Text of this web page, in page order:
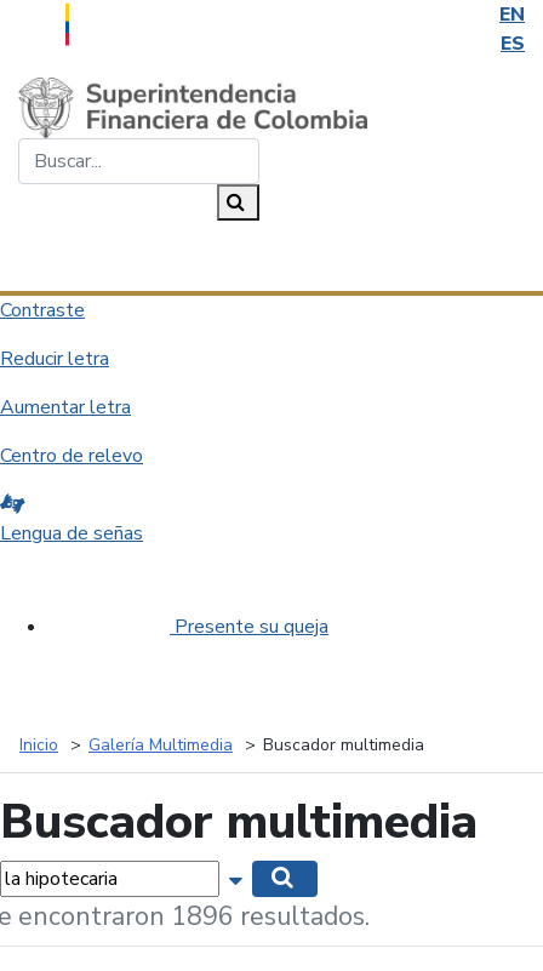
EN
ES
Saltar al contenido principal
Contraste
Reducir letra
Aumentar letra
Centro de relevo
Lengua de señas
Presente su queja
Inicio Galería Multimedia Buscador multimedia
Buscador multimedia
Mostrar opciones de búsqueda
encontraron 1896 resultados.